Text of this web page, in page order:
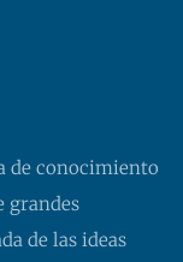
de conocimiento
grandes
de las ideas